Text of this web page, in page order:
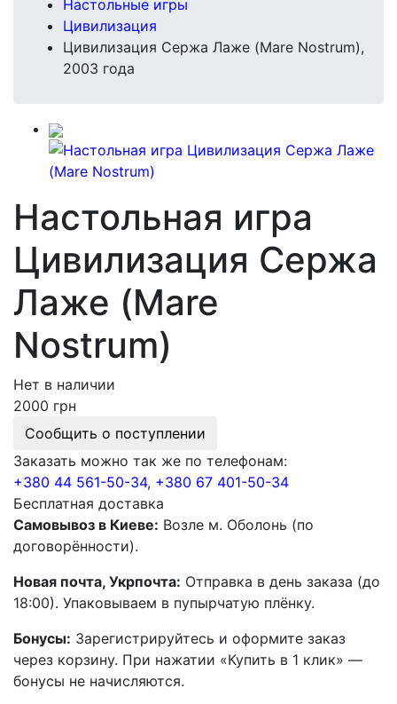
Настольные игры
Цивилизация
Цивилизация Сержа Лаже (Mare Nostrum),
2003 года
Настольная игра
Цивилизация Сержа
Лаже (Mare
Nostrum)
Нет в наличии
2000 грн
Сообщить о поступлении
Заказать можно так же по телефонам:
+380 44 561-50-34, +380 67 401-50-34
Бесплатная доставка
Самовывоз в Киеве: Возле м. Оболонь (по
договорённости).
Новая почта, Укрпочта: Отправка в день заказа (до
18:00). Упаковываем в пупырчатую плёнку.
Бонусы: Зарегистрируйтесь и оформите заказ
через корзину. При нажатии «Купить в 1 клик» —
бонусы не начисляются.